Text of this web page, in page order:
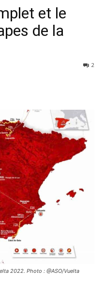
et le
de la
2
2022. Photo : @ASO/Vuelta